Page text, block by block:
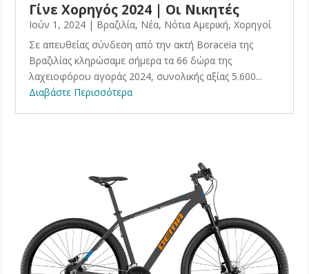
Γίνε Χορηγός 2024 | Οι Νικητές
Ιούν 1, 2024 | Βραζιλία, Νέα, Νότια Αμερική,Χορηγοί
Σε απευθείας σύνδεση από την ακτή Boraceia της
Βραζιλίας κληρώσαμε σήμερα τα 66 δώρα της
λαχειοφόρου αγοράς 2024, συνολικής αξίας 5.600...
Διαβάστε Περισσότερα